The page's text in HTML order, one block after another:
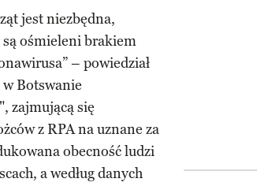
jest niezbędna,
są ośmieleni brakiem
– powiedział
Botswanie
zajmującą się
z RPA na uznane za
obecność ludzi
a według danych